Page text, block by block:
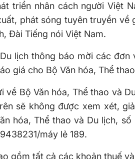
triển nhân cách người Việt
phát sóng tuyên truyền
Đài Tiếng nói Việt Nam.
lịch thông báo mời các
giá cho Bộ Văn hóa, Thể
về Bộ Văn hóa, Thể thao và
sẽ không được xem xét,
hóa, Thể thao và Du lịch,
máy lẻ 189.
gồm tất cả các khoản thuế